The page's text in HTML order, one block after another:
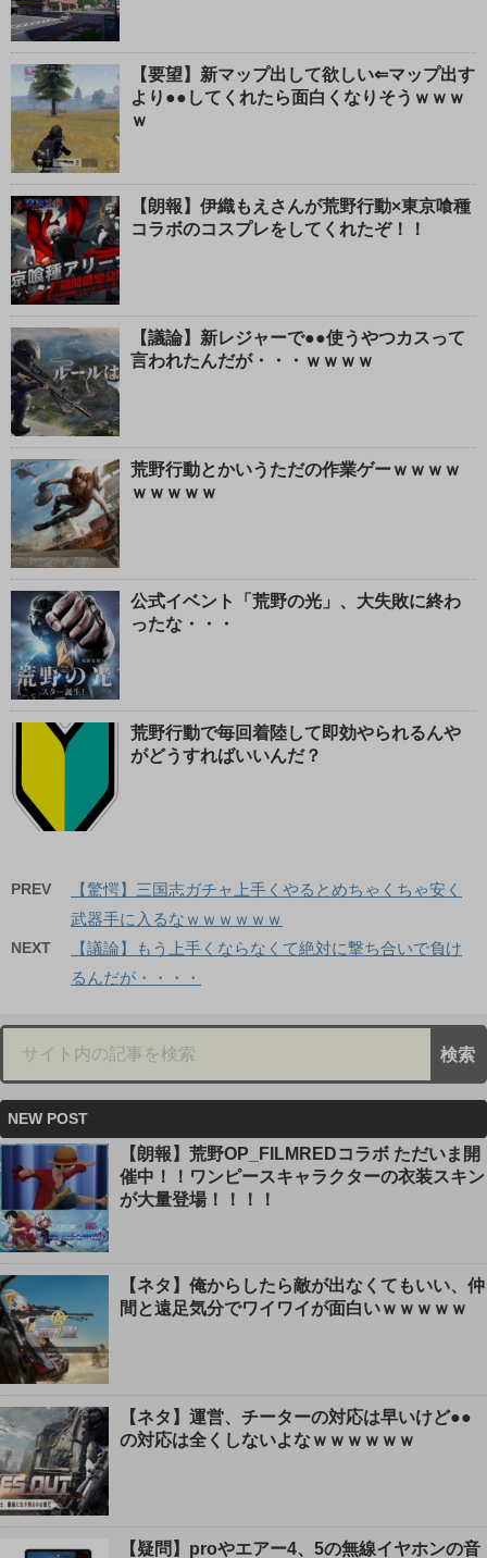
【要望】新マップ出して欲しい⇐マップ出す
より●●してくれたら面白くなりそうｗｗｗ
ｗ
【朗報】伊織もえさんが荒野行動×東京喰種
コラボのコスプレをしてくれたぞ！！
【議論】新レジャーで●●使うやつカスって
言われたんだが・・・ｗｗｗｗ
荒野行動とかいうただの作業ゲーｗｗｗｗ
ｗｗｗｗｗ
公式イベント「荒野の光」、大失敗に終わ
ったな・・・
荒野行動で毎回着陸して即効やられるんや
がどうすればいいんだ？
PREV
【驚愕】三国志ガチャ上手くやるとめちゃくちゃ安く
武器手に入るなｗｗｗｗｗｗ
NEXT
【議論】もう上手くならなくて絶対に撃ち合いで負け
るんだが・・・・
NEW POST
【朗報】荒野OP_FILMREDコラボ ただいま開
催中！！ワンピースキャラクターの衣装スキン
が大量登場！！！！
【ネタ】俺からしたら敵が出なくてもいい、仲
間と遠足気分でワイワイが面白いｗｗｗｗｗ
【ネタ】運営、チーターの対応は早いけど●●
の対応は全くしないよなｗｗｗｗｗｗ
【疑問】proやエアー4、5の無線イヤホンの音